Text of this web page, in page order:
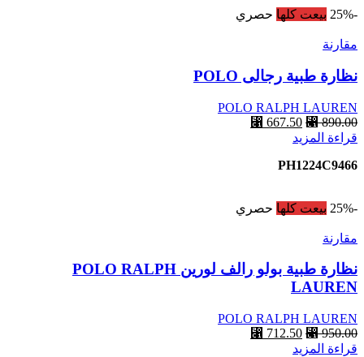
-25% بيعت كلها حصري
مقارنة
نظارة طبية رجالى POLO
POLO RALPH LAUREN
⃁890.00
⃁ 667.50
قراءة المزيد
PH1224C9466
-25% بيعت كلها حصري
مقارنة
نظارة طبية بولو رالف لورين POLO RALPH
LAUREN
POLO RALPH LAUREN
⃁950.00
⃁ 712.50
قراءة المزيد